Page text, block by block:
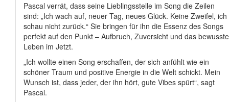
Pascal verrät, dass seine Lieblingsstelle im Song die Zeilen
sind: „Ich wach auf, neuer Tag, neues Glück. Keine Zweifel, ich
schau nicht zurück.“ Sie bringen für ihn die Essenz des Songs
perfekt auf den Punkt – Aufbruch, Zuversicht und das bewusste
Leben im Jetzt.
„Ich wollte einen Song erschaffen, der sich anfühlt wie ein
schöner Traum und positive Energie in die Welt schickt. Mein
Wunsch ist, dass jeder, der ihn hört, gute Vibes spürt“, sagt
Pascal.